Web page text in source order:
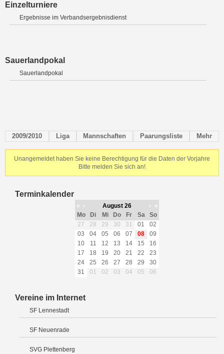
Einzelturniere
Ergebnisse im Verbandsergebnisdienst
Sauerlandpokal
Sauerlandpokal
2009/2010 Liga Mannschaften Paarungsliste Mehr
Unangemeldet haben Sie keine Berechtigung für die Daten der Vorjahre
Bitte melden Sie sich an!
Terminkalender
« ‹ August 26 ›
»
Mo
Di Mi Do Fr Sa
So
27
28 29 30 31 01
02
03
04 05 06 07 08
09
10
11 12 13 14 15
16
17
18 19 20 21 22
23
24
25 26 27 28 29
30
31
01 02 03 04 05 06
Vereine im Internet
SF Lennestadt
SF Neuenrade
SVG Plettenberg